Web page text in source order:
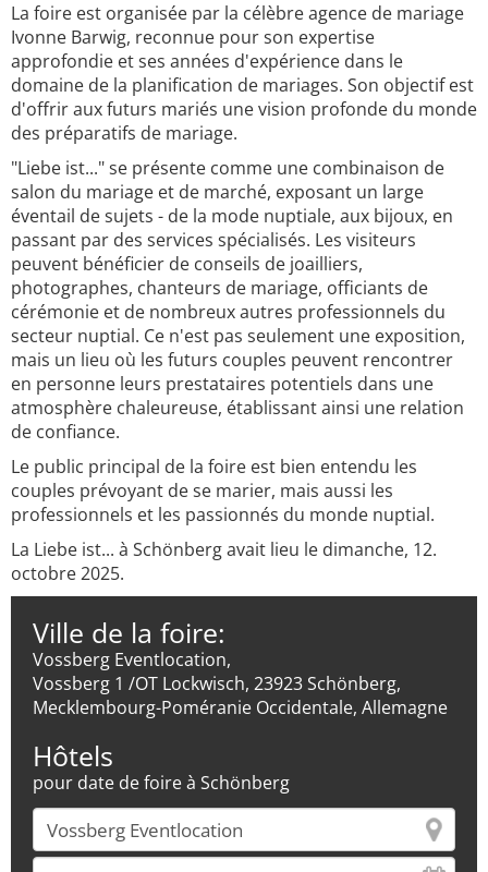
La foire est organisée par la célèbre agence de mariage
Ivonne Barwig, reconnue pour son expertise
approfondie et ses années d'expérience dans le
domaine de la planification de mariages. Son objectif est
d'offrir aux futurs mariés une vision profonde du monde
des préparatifs de mariage.
"Liebe ist..." se présente comme une combinaison de
salon du mariage et de marché, exposant un large
éventail de sujets - de la mode nuptiale, aux bijoux, en
passant par des services spécialisés. Les visiteurs
peuvent bénéficier de conseils de joailliers,
photographes, chanteurs de mariage, officiants de
cérémonie et de nombreux autres professionnels du
secteur nuptial. Ce n'est pas seulement une exposition,
mais un lieu où les futurs couples peuvent rencontrer
en personne leurs prestataires potentiels dans une
atmosphère chaleureuse, établissant ainsi une relation
de confiance.
Le public principal de la foire est bien entendu les
couples prévoyant de se marier, mais aussi les
professionnels et les passionnés du monde nuptial.
La Liebe ist... à Schönberg avait lieu le dimanche, 12.
octobre 2025.
Ville de la foire:
Vossberg Eventlocation,
Vossberg 1 /OT Lockwisch, 23923 Schönberg,
Mecklembourg-Poméranie Occidentale, Allemagne
Hôtels
pour date de foire à Schönberg